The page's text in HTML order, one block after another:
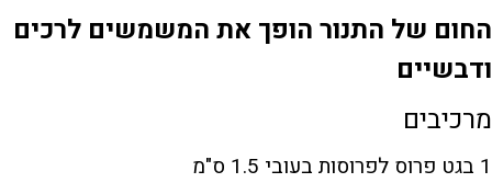
החום של התנור הופך את המשמשים לרכים
ודבשיים
מרכיבים
1 בגט פרוס לפרוסות בעובי 1.5 ס"מ